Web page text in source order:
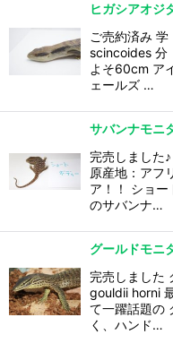
ヒガシアオジ
ご売約済み
scincoides 分
よそ60cm ア
ェールズ …
サバンナモ
完売しまし
原産地：アフ
ア！！ ショー
のサバンナ…
グールドモニ
完売しました
gouldii horni
て一躍話題の
く、ハンド…